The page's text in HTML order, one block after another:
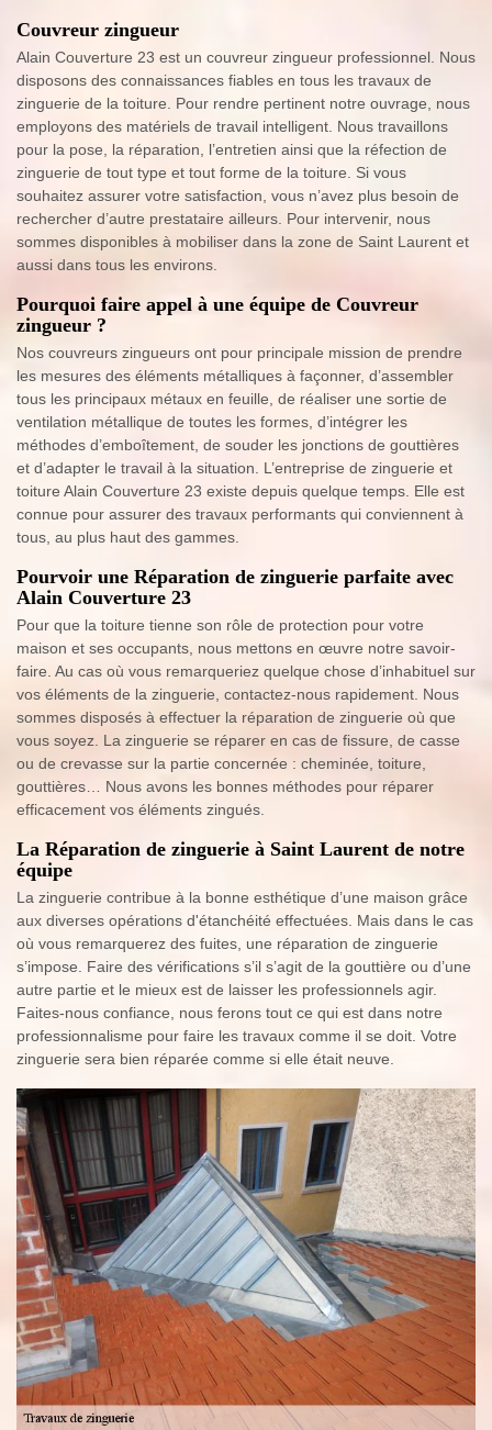
Couvreur zingueur
Alain Couverture 23 est un couvreur zingueur professionnel. Nous
disposons des connaissances fiables en tous les travaux de
zinguerie de la toiture. Pour rendre pertinent notre ouvrage, nous
employons des matériels de travail intelligent. Nous travaillons
pour la pose, la réparation, l’entretien ainsi que la réfection de
zinguerie de tout type et tout forme de la toiture. Si vous
souhaitez assurer votre satisfaction, vous n’avez plus besoin de
rechercher d’autre prestataire ailleurs. Pour intervenir, nous
sommes disponibles à mobiliser dans la zone de Saint Laurent et
aussi dans tous les environs.
Pourquoi faire appel à une équipe de Couvreur
zingueur ?
Nos couvreurs zingueurs ont pour principale mission de prendre
les mesures des éléments métalliques à façonner, d’assembler
tous les principaux métaux en feuille, de réaliser une sortie de
ventilation métallique de toutes les formes, d’intégrer les
méthodes d’emboîtement, de souder les jonctions de gouttières
et d’adapter le travail à la situation. L’entreprise de zinguerie et
toiture Alain Couverture 23 existe depuis quelque temps. Elle est
connue pour assurer des travaux performants qui conviennent à
tous, au plus haut des gammes.
Pourvoir une Réparation de zinguerie parfaite avec
Alain Couverture 23
Pour que la toiture tienne son rôle de protection pour votre
maison et ses occupants, nous mettons en œuvre notre savoir-
faire. Au cas où vous remarqueriez quelque chose d’inhabituel sur
vos éléments de la zinguerie, contactez-nous rapidement. Nous
sommes disposés à effectuer la réparation de zinguerie où que
vous soyez. La zinguerie se réparer en cas de fissure, de casse
ou de crevasse sur la partie concernée : cheminée, toiture,
gouttières… Nous avons les bonnes méthodes pour réparer
efficacement vos éléments zingués.
La Réparation de zinguerie à Saint Laurent de notre
équipe
La zinguerie contribue à la bonne esthétique d’une maison grâce
aux diverses opérations d'étanchéité effectuées. Mais dans le cas
où vous remarquerez des fuites, une réparation de zinguerie
s’impose. Faire des vérifications s’il s’agit de la gouttière ou d’une
autre partie et le mieux est de laisser les professionnels agir.
Faites-nous confiance, nous ferons tout ce qui est dans notre
professionnalisme pour faire les travaux comme il se doit. Votre
zinguerie sera bien réparée comme si elle était neuve.